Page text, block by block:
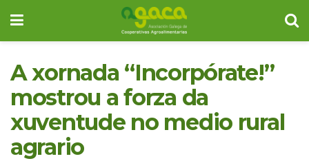
A xornada “Incorpórate!”
mostrou a forza da
xuventude no medio rural
agrario